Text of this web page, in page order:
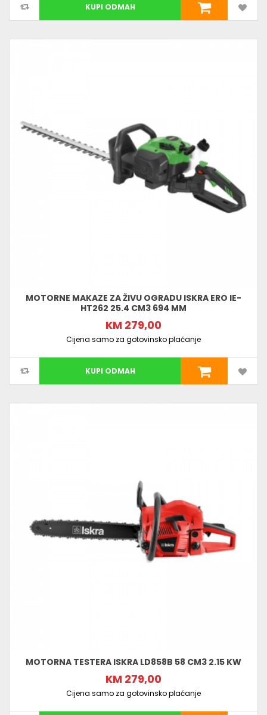
KUPI ODMAH
MOTORNE MAKAZE ZA ŽIVU OGRADU ISKRA ERO IE-
HT262 25.4 CM3 694 MM
KM 279,00
Cijena samo za gotovinsko plaćanje
KUPI ODMAH
MOTORNA TESTERA ISKRA LD858B 58 CM3 2.15 KW
KM 279,00
Cijena samo za gotovinsko plaćanje